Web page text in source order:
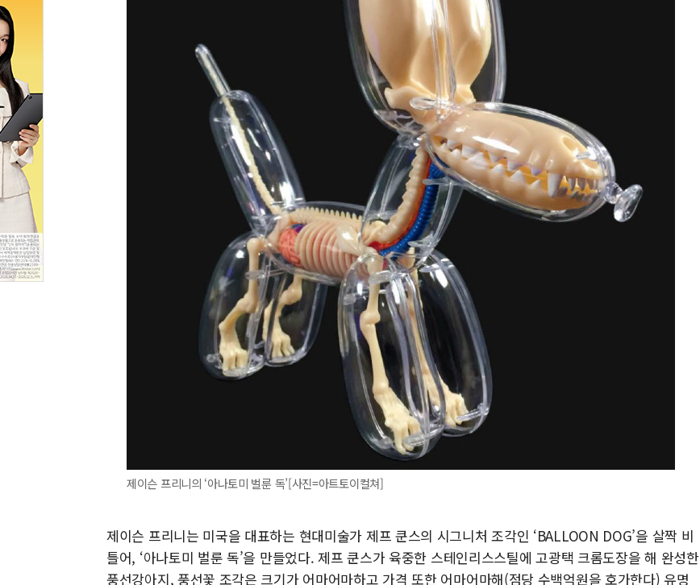
제이슨 프리니의 ‘아나토미 벌룬 독’[사진=아트토이컬쳐]
제이슨 프리니는 미국을 대표하는 현대미술가 제프 쿤스의 시그니처 조각인 ‘BALLOON DOG’을 살짝 비
틀어, ‘아나토미 벌룬 독’을 만들었다. 제프 쿤스가 육중한 스테인리스스틸에 고광택 크롬도장을 해 완성한
풍선강아지, 풍선꽃 조각은 크기가 어마어마하고 가격 또한 어마어마해(점당 수백억원을 호가한다) 유명